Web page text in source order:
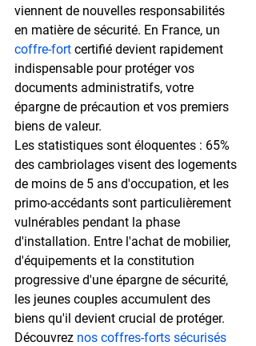
viennent de nouvelles responsabilités
en matière de sécurité. En France, un
coffre-fort certifié devient rapidement
indispensable pour protéger vos
documents administratifs, votre
épargne de précaution et vos premiers
biens de valeur.
Les statistiques sont éloquentes : 65%
des cambriolages visent des logements
de moins de 5 ans d'occupation, et les
primo-accédants sont particulièrement
vulnérables pendant la phase
d'installation. Entre l'achat de mobilier,
d'équipements et la constitution
progressive d'une épargne de sécurité,
les jeunes couples accumulent des
biens qu'il devient crucial de protéger.
Découvrez nos coffres-forts sécurisés